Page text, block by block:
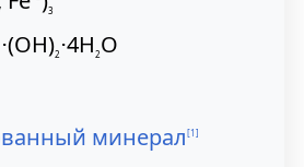
3
2 ⋅4H2O
минерал[1]